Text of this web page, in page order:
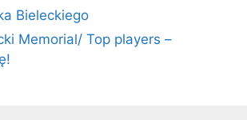
Bieleckiego
Memorial/ Top players –